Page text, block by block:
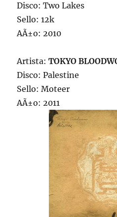
Disco: Two Lakes
Sello: 12k
AÃ±o: 2010
Artista:TOKYO
Disco: Palestine
Sello: Moteer
AÃ±o: 2011